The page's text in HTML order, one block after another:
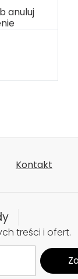
anuluj
Kontakt
treści i ofert.